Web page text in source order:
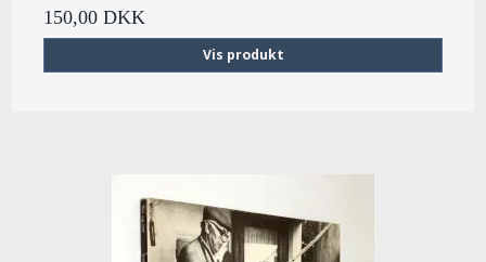
150,00 DKK
Vis produkt